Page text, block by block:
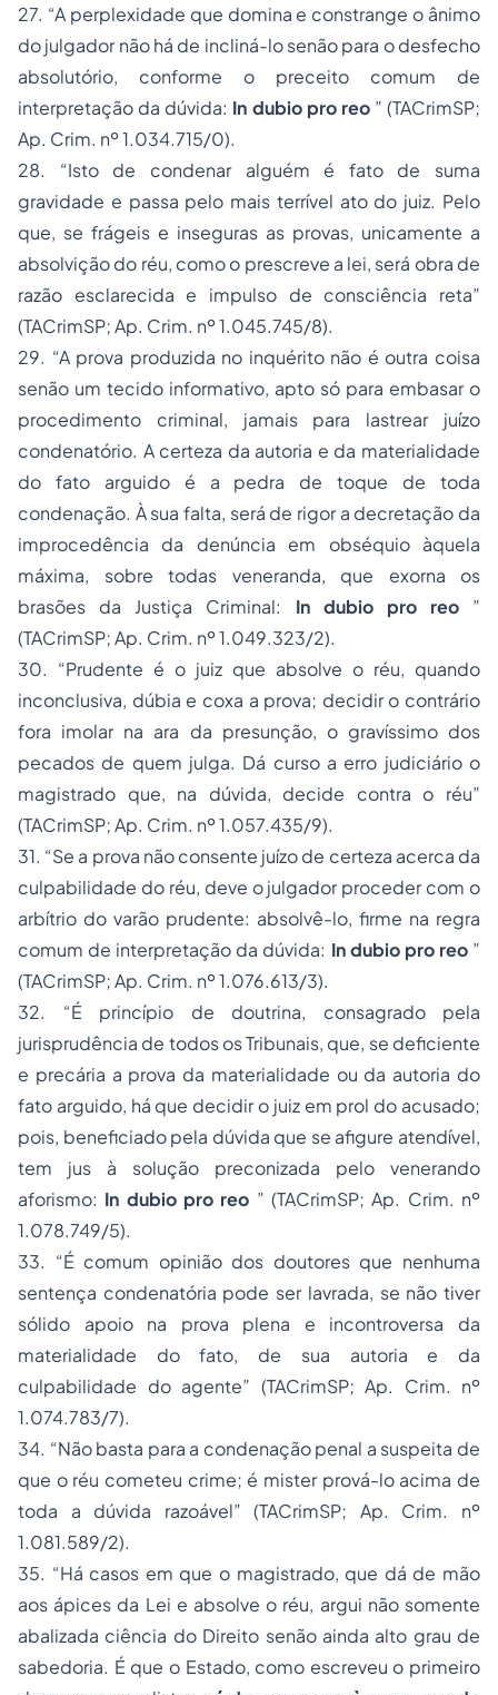
27. “A perplexidade que domina e constrange o ânimo
do julgador não há de incliná-lo senão para o desfecho
absolutório, conforme o preceito comum de
interpretação da dúvida: In dubio pro reo ” (TACrimSP;
Ap. Crim. nº 1.034.715/0).
28. “Isto de condenar alguém é fato de suma
gravidade e passa pelo mais terrível ato do juiz. Pelo
que, se frágeis e inseguras as provas, unicamente a
absolvição do réu, como o prescreve a lei, será obra de
razão esclarecida e impulso de consciência reta”
(TACrimSP;Ap. Crim. nº 1.045.745/8).
29. “A prova produzida no inquérito não é outra coisa
senão um tecido informativo, apto só para embasar o
procedimento criminal, jamais para lastrear juízo
condenatório. A certeza da autoria e da materialidade
do fato arguido é a pedra de toque de toda
condenação. À sua falta, será de rigor a decretação da
improcedência da denúncia em obséquio àquela
máxima, sobre todas veneranda, que exorna os
brasões da Justiça Criminal: In dubio pro reo
”
(TACrimSP;Ap. Crim. nº 1.049.323/2).
30. “Prudente é o juiz que absolve o réu, quando
inconclusiva, dúbia e coxa a prova; decidir o contrário
fora imolar na ara da presunção, o gravíssimo dos
pecados de quem julga. Dá curso a erro judiciário o
magistrado que, na dúvida, decide contra o réu”
(TACrimSP;Ap. Crim. nº 1.057.435/9).
31. “Se a prova não consente juízo de certeza acerca da
culpabilidade do réu, deve o julgador proceder com o
arbítrio do varão prudente: absolvê-lo, firme na regra
comum de interpretação da dúvida: In dubio pro reo ”
(TACrimSP;Ap. Crim. nº 1.076.613/3).
32. “É princípio de doutrina, consagrado pela
jurisprudência de todos os Tribunais, que, se deficiente
e precária a prova da materialidade ou da autoria do
fato arguido, há que decidir o juiz em prol do acusado;
pois, beneficiado pela dúvida que se afigure atendível,
tem jus à solução preconizada pelo venerando
aforismo: In dubio pro reo ” (TACrimSP;Ap. Crim. nº
1.078.749/5).
33. “É comum opinião dos doutores que nenhuma
sentença condenatória pode ser lavrada, se não tiver
sólido apoio na prova plena e incontroversa da
materialidade do fato, de sua autoria e da
culpabilidade do agente” (TACrimSP; Ap. Crim. nº
1.074.783/7).
34. “Não basta para a condenação penal a suspeita de
que o réu cometeu crime; é mister prová-lo acima de
toda a dúvida razoável” (TACrimSP; Ap. Crim. nº
1.081.589/2).
35. “Há casos em que o magistrado, que dá de mão
aos ápices da Lei e absolve o réu, argui não somente
abalizada ciência do Direito senão ainda alto grau de
sabedoria. É que o Estado, como escreveu o primeiro